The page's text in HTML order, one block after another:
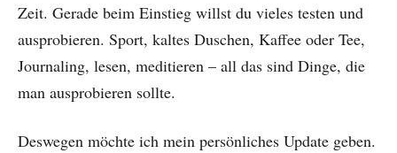
Zeit. Gerade beim Einstieg willst du vieles testen und
ausprobieren. Sport, kaltes Duschen, Kaffee oder Tee,
Journaling, lesen, meditieren – all das sind Dinge, die
man ausprobieren sollte.
Deswegen möchte ich mein persönliches Update geben.